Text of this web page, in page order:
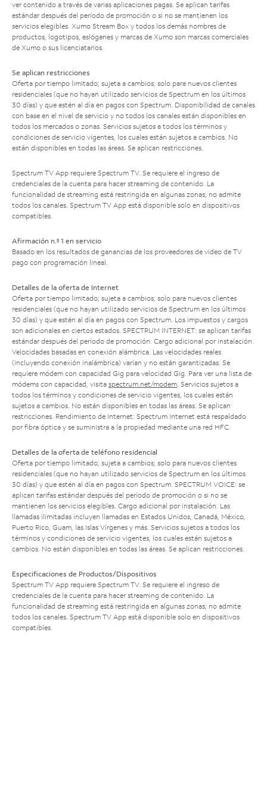
ver contenido a través de varias aplicaciones pagas. Se aplican tarifas
estándar después del período de promoción o si no se mantienen los
servicios elegibles. Xumo Stream Box y todos los demás nombres de
productos, logotipos, eslóganes y marcas de Xumo son marcas comerciales
de Xumo o sus licenciatarios.
Se aplican restricciones
Oferta por tiempo limitado; sujeta a cambios; solo para nuevos clientes
residenciales (que no hayan utilizado servicios de Spectrum en los últimos
30 días) y que estén al día en pagos con Spectrum. Disponibilidad de canales
con base en el nivel de servicio y no todos los canales están disponibles en
todos los mercados o zonas. Servicios sujetos a todos los términos y
condiciones de servicio vigentes, los cuales están sujetos a cambios. No
están disponibles en todas las áreas. Se aplican restricciones.
Spectrum TV App requiere Spectrum TV. Se requiere el ingreso de
credenciales de la cuenta para hacer streaming de contenido. La
funcionalidad de streaming está restringida en algunas zonas; no admite
todos los canales. Spectrum TV App está disponible solo en dispositivos
compatibles.
Afirmación n.º 1 en servicio
Basado en los resultados de ganancias de los proveedores de video de TV
pago con programación lineal.
Detalles de la oferta de Internet
Oferta por tiempo limitado; sujeta a cambios; solo para nuevos clientes
residenciales (que no hayan utilizado servicios de Spectrum en los últimos
30 días) y que estén al día en pagos con Spectrum. Los impuestos y cargos
son adicionales en ciertos estados. SPECTRUM INTERNET: se aplican tarifas
estándar después del período de promoción. Cargo adicional por instalación.
Velocidades basadas en conexión alámbrica. Las velocidades reales
(incluyendo conexión inalámbrica) varían y no están garantizadas. Se
requiere módem con capacidad Gig para velocidad Gig. Para ver una lista de
módems con capacidad, visita spectrum.net/modem. Servicios sujetos a
todos los términos y condiciones de servicio vigentes, los cuales están
sujetos a cambios. No están disponibles en todas las áreas. Se aplican
restricciones. Rendimiento de Internet: Spectrum Internet está respaldado
por fibra óptica y se suministra a la propiedad mediante una red HFC.
Detalles de la oferta de teléfono residencial
Oferta por tiempo limitado; sujeta a cambios; solo para nuevos clientes
residenciales (que no hayan utilizado servicios de Spectrum en los últimos
30 días) y que estén al día en pagos con Spectrum. SPECTRUM VOICE: se
aplican tarifas estándar después del período de promoción o si no se
mantienen los servicios elegibles. Cargo adicional por instalación. Las
llamadas ilimitadas incluyen llamadas en Estados Unidos, Canadá, México,
Puerto Rico, Guam, las Islas Vírgenes y más. Servicios sujetos a todos los
términos y condiciones de servicio vigentes, los cuales están sujetos a
cambios. No están disponibles en todas las áreas. Se aplican restricciones.
Especificaciones de Productos/Dispositivos
Spectrum TV App requiere Spectrum TV. Se requiere el ingreso de
credenciales de la cuenta para hacer streaming de contenido. La
funcionalidad de streaming está restringida en algunas zonas; no admite
todos los canales. Spectrum TV App está disponible solo en dispositivos
compatibles.